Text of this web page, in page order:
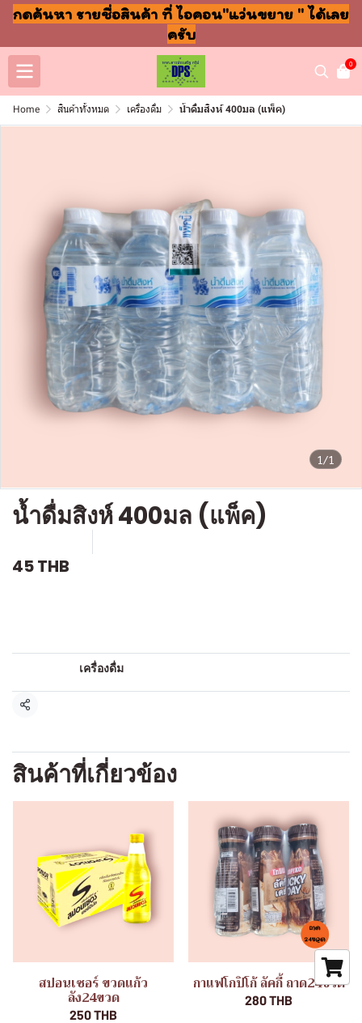
กดค้นหา รายชื่อสินค้า ที่ ไอคอน"แว่นขยาย " ได้เลย
ครับ
0
Home สินค้าทั้งหมด เครื่องดื่ม น้ำดื่มสิงห์ 400มล (แพ็ค)
1/1
น้ำดื่มสิงห์ 400มล (แพ็ค)
45 THB
เครื่องดื่ม
แชร์
สินค้าที่เกี่ยวข้อง
สปอนเซอร์ ขวดแก้ว
ลัง24ขวด
250 THB
กาแฟโกปิโก้ ลัคกี้ ถาด24ขวด
280 THB